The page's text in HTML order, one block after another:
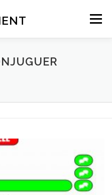
Menu